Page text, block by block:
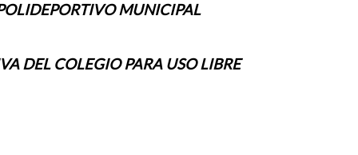
MUNICIPAL
DEL COLEGIO PARA USO LIBRE